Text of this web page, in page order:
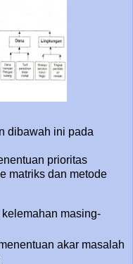
dibawah ini pada
prioritas
matriks dan metode
masing-
akar masalah